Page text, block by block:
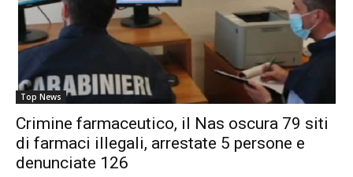
Top News
Crimine farmaceutico, il Nas oscura 79 siti
di farmaci illegali, arrestate 5 persone e
denunciate 126